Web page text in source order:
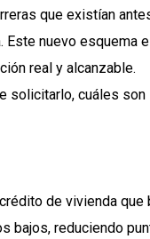
que existían
nuevo esquema
real y alcanzable.
solicitarlo, cuáles
de vivienda
bajos, reduciendo